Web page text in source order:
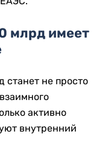
млрд имеет
станет не просто
активно
внутренний